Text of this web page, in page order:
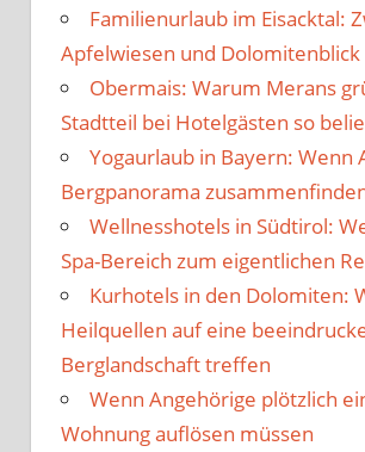
Familienurlaub im Eisacktal:
Apfelwiesen und Dolomitenblick
Obermais: Warum Merans
Stadtteil bei Hotelgästen so
Yogaurlaub in Bayern: Wenn
Bergpanorama
Wellnesshotels in Südtirol:
Spa-Bereich zum eigentlichen
Kurhotels in den Dolomiten:
Heilquellen auf eine
Berglandschaft treffen
Wenn Angehörige plötzlich
Wohnung auflösen müssen